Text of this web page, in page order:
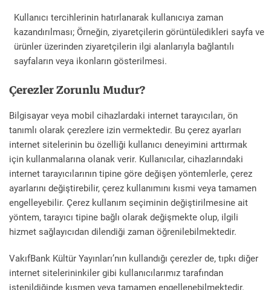
Kullanıcı tercihlerinin hatırlanarak kullanıcıya zaman
kazandırılması; Örneğin, ziyaretçilerin görüntüledikleri sayfa ve
ürünler üzerinden ziyaretçilerin ilgi alanlarıyla bağlantılı
sayfaların veya ikonların gösterilmesi.
Çerezler Zorunlu Mudur?
Bilgisayar veya mobil cihazlardaki internet tarayıcıları, ön
tanımlı olarak çerezlere izin vermektedir. Bu çerez ayarları
internet sitelerinin bu özelliği kullanıcı deneyimini arttırmak
için kullanmalarına olanak verir. Kullanıcılar, cihazlarındaki
internet tarayıcılarının tipine göre değişen yöntemlerle, çerez
ayarlarını değiştirebilir, çerez kullanımını kısmi veya tamamen
engelleyebilir. Çerez kullanım seçiminin değiştirilmesine ait
yöntem, tarayıcı tipine bağlı olarak değişmekte olup, ilgili
hizmet sağlayıcıdan dilendiği zaman öğrenilebilmektedir.
VakıfBank Kültür Yayınları’nın kullandığı çerezler de, tıpkı diğer
internet sitelerininkiler gibi kullanıcılarımız tarafından
istenildiğinde kısmen veya tamamen engellenebilmektedir.